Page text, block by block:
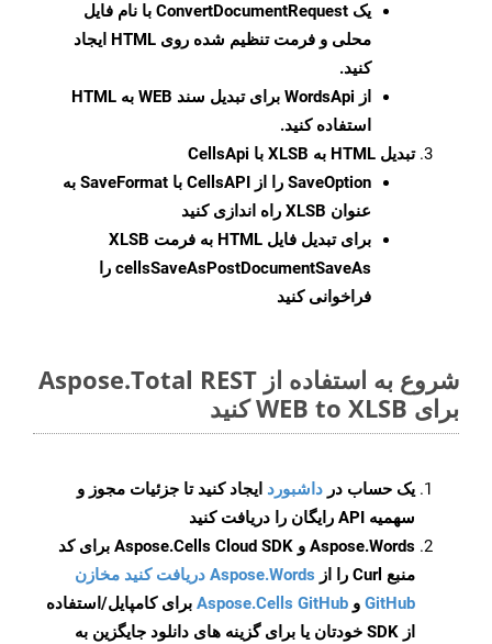
یک ConvertDocumentRequest با نام فایل
محلی و فرمت تنظیم شده روی HTML ایجاد
کنید.
از WordsApi برای تبدیل سند WEB به HTML
استفاده کنید.
تبدیل HTML به XLSB با CellsApi
SaveOption
را از CellsAPI با SaveFormat به
عنوان XLSB راه اندازی کنید
برای تبدیل فایل HTML به فرمت
XLSB
cellsSaveAsPostDocumentSaveAs را
فراخوانی کنید
شروع به استفاده از Aspose.Total REST
برای WEB to XLSB کنید
یک حساب در داشبورد ایجاد کنید تا جزئیات مجوز و
سهمیه API رایگان را دریافت کنید
Aspose.Words و Aspose.Cells Cloud SDK برای کد
منبع Curl را از
Aspose.Words دریافت کنید مخازن
GitHub و Aspose.Cells GitHub برای کامپایل/استفاده
از SDK خودتان یا برای گزینه های دانلود جایگزین به